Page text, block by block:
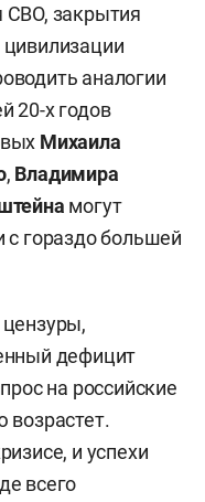
СВО, закрытия
аналогии
20-х годов
Михаила
, Владимира
могут
с гораздо большей
дефицит
на российские
возрастет.
и успехи
всего